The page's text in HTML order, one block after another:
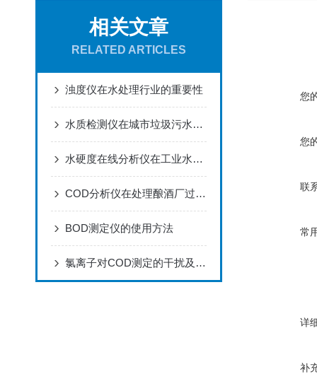
相关文章
RELATED ARTICLES
浊度仪在水处理行业的重要性
水质检测仪在城市垃圾污水处理中的应用
水硬度在线分析仪在工业水处理中的应用
COD分析仪在处理酿酒厂过程用水中的应用
BOD测定仪的使用方法
氯离子对COD测定的干扰及消除方法
您
您
联
常
详
补